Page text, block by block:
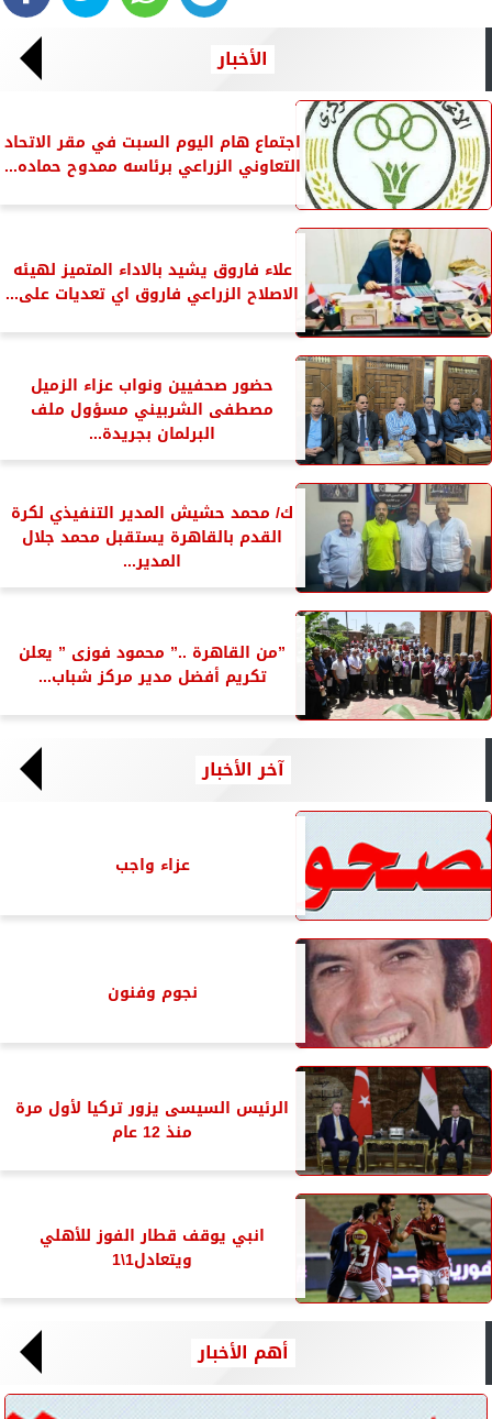
الأخبار
اجتماع هام اليوم السبت في مقر الاتحاد
التعاوني الزراعي برئاسه ممدوح حماده...
علاء فاروق يشيد بالاداء المتميز لهيئه
الاصلاح الزراعي فاروق اي تعديات على...
حضور صحفيين ونواب عزاء الزميل
مصطفى الشربيني مسؤول ملف
البرلمان بجريدة...
ك/ محمد حشيش المدير التنفيذي لكرة
القدم بالقاهرة يستقبل محمد جلال
المدير...
”من القاهرة ..” محمود فوزى ” يعلن
تكريم أفضل مدير مركز شباب...
آخر الأخبار
عزاء واجب
نجوم وفنون
الرئيس السيسى يزور تركيا لأول مرة
منذ 12 عام
انبي يوقف قطار الفوز للأهلي
ويتعادل1\1
أهم الأخبار